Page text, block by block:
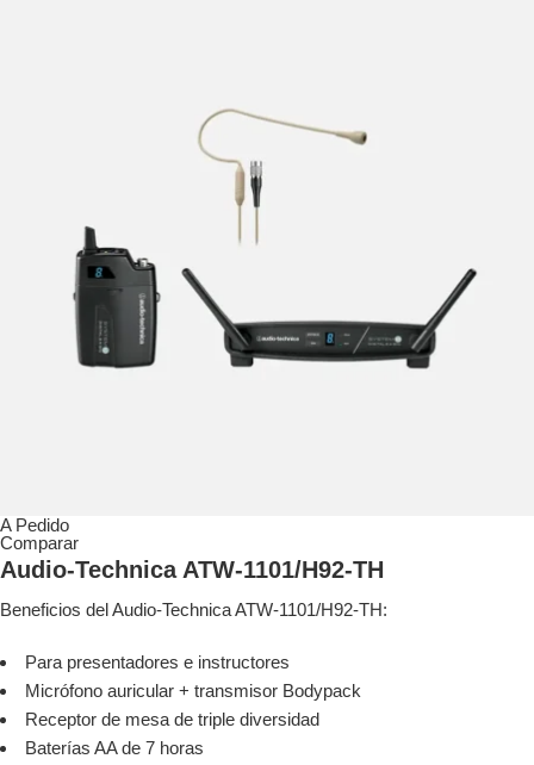
A Pedido
Comparar
Audio-Technica ATW-1101/H92-TH
Beneficios del Audio-Technica ATW-1101/H92-TH:
Para presentadores e instructores
Micrófono auricular + transmisor Bodypack
Receptor de mesa de triple diversidad
Baterías AA de 7 horas